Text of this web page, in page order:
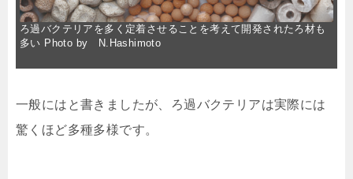
ろ過バクテリアを多く定着させることを考えて開発されたろ材も
多い Photo by N.Hashimoto
一般にはと書きましたが、ろ過バクテリアは実際には
驚くほど多種多様です。